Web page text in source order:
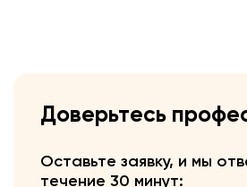
Доверьтесь
Оставьте заявку, и мы
течение 30 минут: